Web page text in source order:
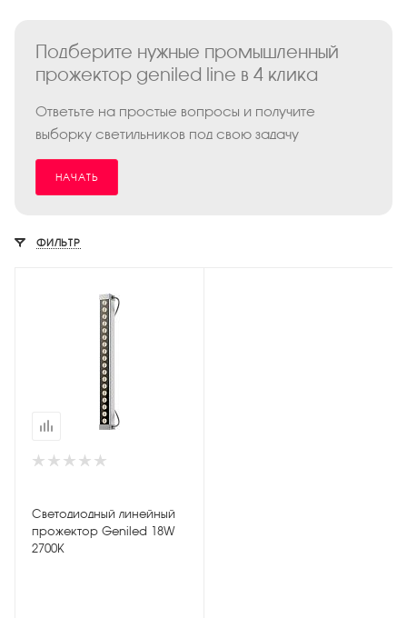
Подберите нужные промышленный
прожектор geniled line в 4 клика
Ответьте на простые вопросы и получите
выборку светильников под свою задачу
НАЧАТЬ
ФИЛЬТР
Светодиодный линейный
прожектор Geniled 18W
2700K